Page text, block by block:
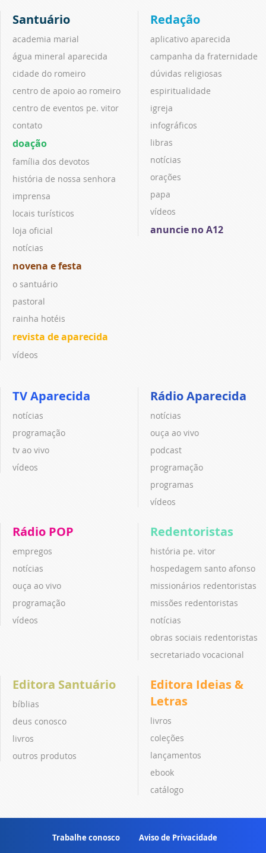
Santuário
academia marial
água mineral aparecida
cidade do romeiro
centro de apoio ao romeiro
centro de eventos pe. vitor
contato
doação
família dos devotos
história de nossa senhora
imprensa
locais turísticos
loja oficial
notícias
novena e festa
o santuário
pastoral
rainha hotéis
revista de aparecida
vídeos
Redação
aplicativo aparecida
campanha da fraternidade
dúvidas religiosas
espiritualidade
igreja
infográficos
libras
notícias
orações
papa
vídeos
anuncie no A12
TV Aparecida
notícias
programação
tv ao vivo
vídeos
Rádio Aparecida
notícias
ouça ao vivo
podcast
programação
programas
vídeos
Rádio POP
empregos
notícias
ouça ao vivo
programação
vídeos
Redentoristas
história pe. vitor
hospedagem santo afonso
missionários redentoristas
missões redentoristas
notícias
obras sociais redentoristas
secretariado vocacional
Editora Santuário
bíblias
deus conosco
livros
outros produtos
Editora Ideias &
Letras
livros
coleções
lançamentos
ebook
catálogo
Trabalhe conosco Aviso de Privacidade